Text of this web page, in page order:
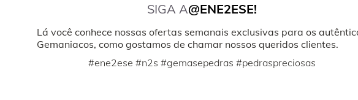
SIGA A@ENE2ESE!
Lá você conhece nossas ofertas semanais exclusivas para os
Gemaniacos, como gostamos de chamar nossos queridos clientes.
#ene2ese #n2s #gemasepedras #pedraspreciosas